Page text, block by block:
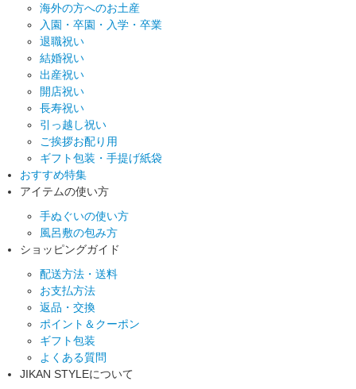
海外の方へのお土産
入園・卒園・入学・卒業
退職祝い
結婚祝い
出産祝い
開店祝い
長寿祝い
引っ越し祝い
ご挨拶お配り用
ギフト包装・手提げ紙袋
おすすめ特集
アイテムの使い方
手ぬぐいの使い方
風呂敷の包み方
ショッピングガイド
配送方法・送料
お支払方法
返品・交換
ポイント＆クーポン
ギフト包装
よくある質問
JIKAN STYLEについて